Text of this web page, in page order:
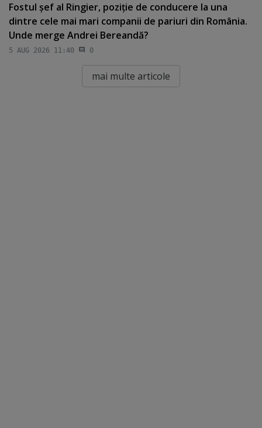
Fostul şef al Ringier, poziţie de conducere la una
dintre cele mai mari companii de pariuri din România.
Unde merge Andrei Bereandă?
5 AUG 2026 11:40 0
mai multe articole